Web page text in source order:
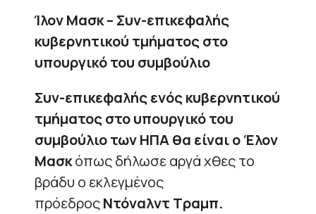
Ίλον Μασκ – Συν-επικεφαλής
κυβερνητικού τμήματος στο
υπουργικό του συμβούλιο
Συν-επικεφαλής ενός κυβερνητικού
τμήματος στο υπουργικό του
συμβούλιο των ΗΠΑ θα είναι ο Έλον
Μασκόπως δήλωσε αργά χθες το
βράδυ ο εκλεγμένος
πρόεδροςΝτόναλντ Τραμπ.